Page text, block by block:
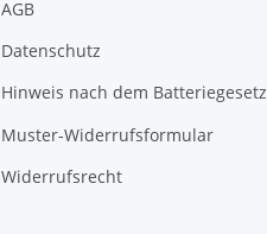
AGB
Datenschutz
Hinweis nach dem Batteriegesetz
Muster-Widerrufsformular
Widerrufsrecht